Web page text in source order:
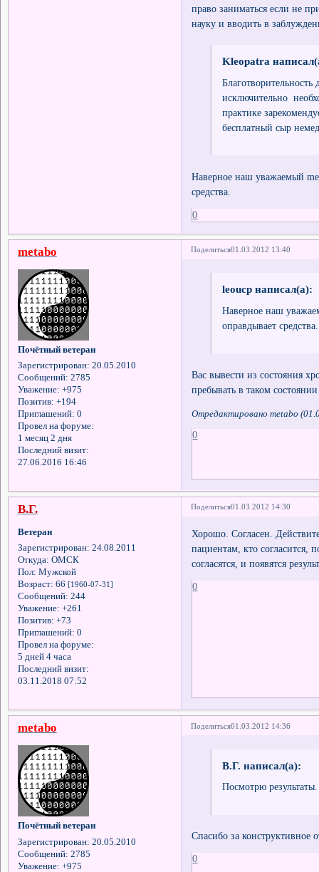
право заниматься если не
науку и вводить в
Kleopatra
исключительно
практике
бесплатный сыр
Наверное наш уважаемый
средства.
0
Поделиться01.03.2012 13:40
metabo
Почётный ветеран
Зарегистрирован: 20.05.2010
Сообщений: 2785
Уважение: +975
Позитив: +194
Приглашений: 0
Провел на форуме:
1 месяц 2 дня
Последний визит:
27.06.2016 16:46
leoucp написал(а):
Наверное наш
оправдывает средства.
Вас вывести из состояния
пребывать в таком
Отредактировано metabo
0
Поделиться01.03.2012 14:30
В.Г.
Ветеран
Зарегистрирован: 24.08.2011
Откуда: ОМСК
Пол: Мужской
Возраст: 66 [1960-07-31]
Сообщений: 244
Уважение: +261
Позитив: +73
Приглашений: 0
Провел на форуме:
5 дней 4 часа
Последний визит:
03.11.2018 07:52
Хорошо. Согласен.
пациентам, кто согласится,
согласятся, и появятся
0
Поделиться01.03.2012 14:36
metabo
Почётный ветеран
Зарегистрирован: 20.05.2010
Сообщений: 2785
Уважение: +975
В.Г. написал(а):
Посмотрю результаты.
Спасибо за конструктивное
0